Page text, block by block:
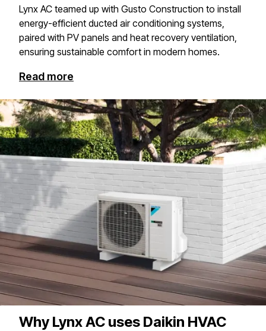
Lynx AC teamed up with Gusto Construction to install
energy-efficient ducted air conditioning systems,
paired with PV panels and heat recovery ventilation,
ensuring sustainable comfort in modern homes.​​​​‌ ‍ ​‍​‍‌‍ ‌ ​‍‌‍‍‌‌‍‌ ‌‍‍‌‌‍ ‍​‍​‍​ ‍‍​‍​‍‌ ​ ‌‍​‌‌‍ ‍‌‍‍‌‌ ‌​‌ ‍‌​‍ ‍‌‍‍‌‌‍ ​‍​‍​‍ ​​‍​‍‌‍‍​‌ ​‍‌‍‌‌‌‍‌‍​‍​‍​ ‍‍​‍​‍​‍ ‌‍​‌‌‍‌​‌‍ ‌‌‍‍‌‌‍ ‍​‍ ‌‍‍‌‌‍ ‍‌ ‌​‌‍‌‌‌‍ ‍‌ ‌​​‍ ‌‍‌‌‌‍‌​‌‍‍‌‌ ‌​​‍ ‌‍ ‌‌‍ ‌‍‌​‌‍‌‌​ ‌‌ ​​‌ ​‍‌‍‌‌‌ ​ ‌‍‌‌‌‍ ‍‌ ‌​‌‍​‌‌ ‌​‌‍‍‌‌‍ ‌‍ ‍​ ‍ ‌‍‍‌‌‍‌​​ ‌​ ‌ ‌‍​‌​ ‌‍​ ‍​‌‍​ ​ ‌​​ ‌‍​ ​‍​‍ ‌‌‍‌‌​ ‍‌‌‍‌​​ ​‌​‍ ‌​ ‌​​ ​​​ ‌ ​ ‌‌​‍ ‌‌‍​‌​ ‌ ​ ‌‌‌‍​ ​‍ ‌​ ​‍​ ‌​​ ​​‌‍​‌​ ‌‌​ ​‌​ ​‍‌‍‌​​ ‍‌‌‍​‍​ ‍‌​ ​ ​ ‍ ‌ ‌​‌ ‍‌‌ ​​‌‍‌‌​ ‌‌ ​​‌‍ ‌ ​ ‌ ‌​​ ‍ ‌ ​​‌‍​‌‌ ‌​‌‍‍​​ ‌‌ ​ ‌‍‍​‌‍ ‌ ​‍‌ ‌​‌​‌​‌‍‌‌‌ ​ ‌‍​ ‌ ​‍‌‍‍‌‌ ​​‌ ‌​‌‍‍‌‌‍ ‌‍ ‍​ ‌‍​‍‌‍​‌‌ ​ ‌‍‌‌‌‌‌‌‌ ​‍‌‍ ​​ ‌​‍‌‌​ ​‍‌​‌‍‌‍​‌‌‍‌​‌‍ ‌‌‍‍‌‌‍ ‍​‍‌‍‌‍‍‌‌‍‌​​ ‌​ ‌ ‌‍​‌​ ‌‍​ ‍​‌‍​ ​ ‌​​ ‌‍​ ​‍​‍ ‌‌‍‌‌​ ‍‌‌‍‌​​ ​‌​‍ ‌​ ‌​​ ​​​ ‌ ​ ‌‌​‍ ‌‌‍​‌​ ‌ ​ ‌‌‌‍​ ​‍ ‌​ ​‍​ ‌​​ ​​‌‍​‌​ ‌‌​ ​‌​ ​‍‌‍‌​​ ‍‌‌‍​‍​ ‍‌​ ​ ​‍‌‍‌ ‌​‌ ‍‌‌ ​​‌‍‌‌​ ‌‌ ​​‌‍ ‌ ​ ‌ ‌​​‍‌‍‌ ​​‌‍​‌‌ ‌​‌‍‍​​ ‌‌ ​ ‌‍‍​‌‍ ‌ ​‍‌ ‌​‌​‌​‌‍‌‌‌ ​ ‌‍​ ‌ ​‍‌‍‍‌‌ ​​‌ ‌​‌‍‍‌‌‍ ‌‍ ‍​‍​‍‌ ‌
Read more
Why Lynx AC uses Daikin HVAC